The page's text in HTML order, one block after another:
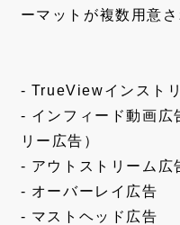
ーマットが複数用意さ
- TrueViewインスト
- インフィード動画
リー広告）
- アウトストリーム広
- オーバーレイ広告
- マストヘッド広告